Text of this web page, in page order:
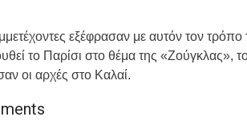
εξέφρασαν με αυτόν τον τρόπο
το Παρίσι στο θέμα της «Ζούγκλας»,
οι αρχές στο Καλαί.